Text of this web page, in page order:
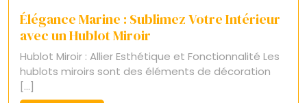
Élégance Marine : Sublimez Votre Intérieur
avec un Hublot Miroir
Hublot Miroir : Allier Esthétique et Fonctionnalité Les
hublots miroirs sont des éléments de décoration
[...]